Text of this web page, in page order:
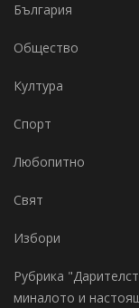
България
Общество
Култура
Спорт
Любопитно
Свят
Избори
Рубрика
миналото и